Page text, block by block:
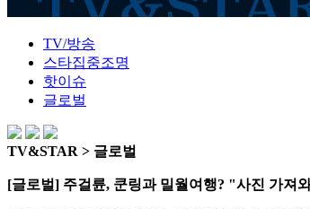
TV/방송
스타집중조명
핫이슈
글로벌
TV&STAR > 글로벌
[글로벌] 주걸륜, 쿤링과 밀월여행? "사진 가져